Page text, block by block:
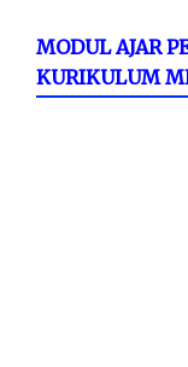
MODUL AJAR
KURIKULUM